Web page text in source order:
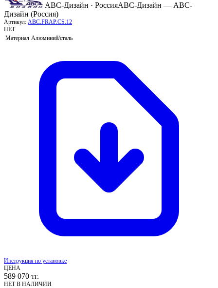
АВС-Дизайн · РоссияАВС-Дизайн — АВС-
Дизайн (Россия)
Артикул: ABC.FRAP.CS.12
НЕТ
Материал Алюминий/сталь
Инструкция по установке
ЦЕНА
589 070 тг.
НЕТ В НАЛИЧИИ